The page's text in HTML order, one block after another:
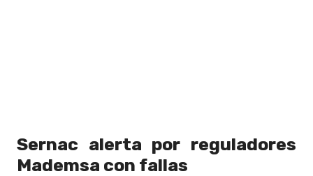
Sernac alerta por reguladores
Mademsa con fallas